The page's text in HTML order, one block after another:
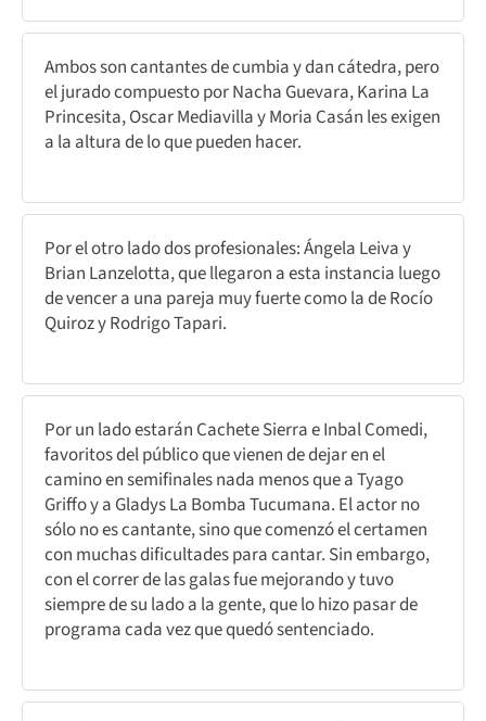
Ambos son cantantes de cumbia y dan cátedra, pero
el jurado compuesto por Nacha Guevara, Karina La
Princesita, Oscar Mediavilla y Moria Casán les exigen
a la altura de lo que pueden hacer.
Por el otro lado dos profesionales: Ángela Leiva y
Brian Lanzelotta, que llegaron a esta instancia luego
de vencer a una pareja muy fuerte como la de Rocío
Quiroz y Rodrigo Tapari.
Por un lado estarán Cachete Sierra e Inbal Comedi,
favoritos del público que vienen de dejar en el
camino en semifinales nada menos que a Tyago
Griffo y a Gladys La Bomba Tucumana. El actor no
sólo no es cantante, sino que comenzó el certamen
con muchas dificultades para cantar. Sin embargo,
con el correr de las galas fue mejorando y tuvo
siempre de su lado a la gente, que lo hizo pasar de
programa cada vez que quedó sentenciado.